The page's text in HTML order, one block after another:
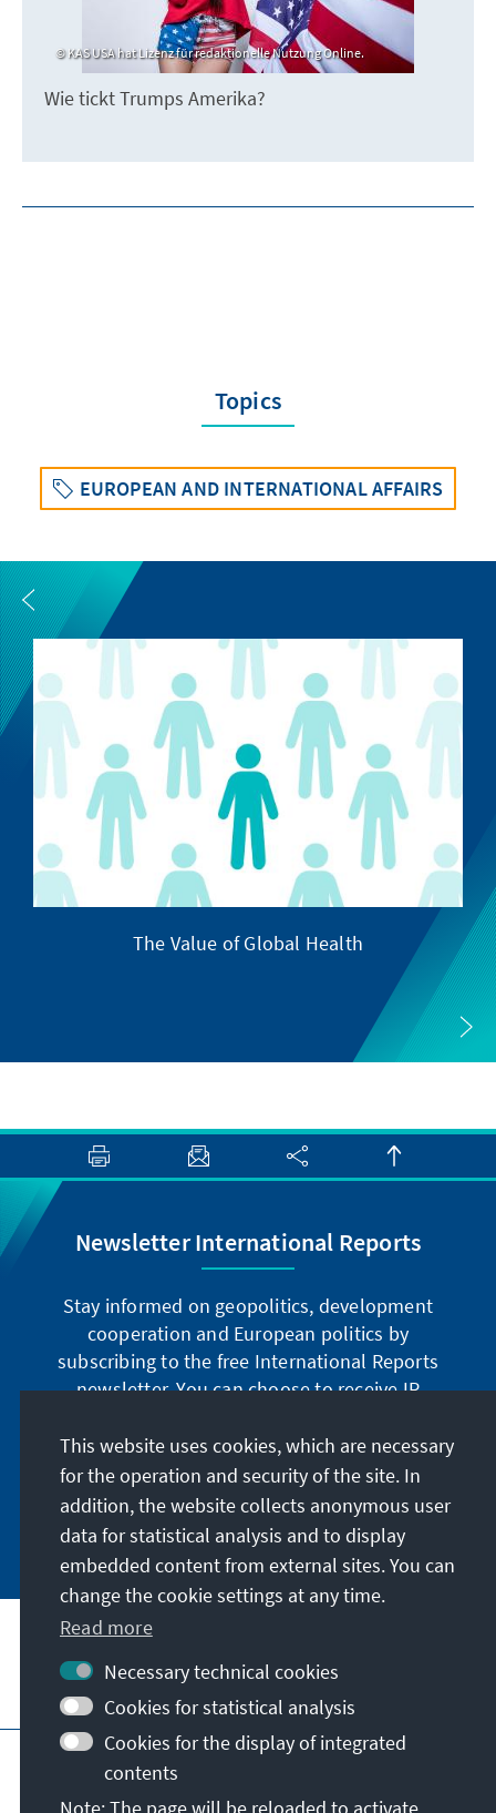
KAS USA hat Lizenz für redaktionelle Nutzung Online.
Wie tickt Trumps Amerika?
Topics
EUROPEAN AND INTERNATIONAL AFFAIRS
The Value of Global Health
Newsletter International Reports
Stay informed on geopolitics, development
cooperation and European politics by
subscribing to the free International Reports
newsletter. You can choose to receive IR
German or have the print version sent to you in
German or English.
Jetzt abonnieren
Visit also
Imprint Data protection
Terms of use
Declaration on accessibility
This website uses cookies, which are necessary
for the operation and security of the site. In
addition, the website collects anonymous user
data for statistical analysis and to display
embedded content from external sites. You can
change the cookie settings at any time.
Read more
Necessary technical cookies
Cookies for statistical analysis
Cookies for the display of integrated
contents